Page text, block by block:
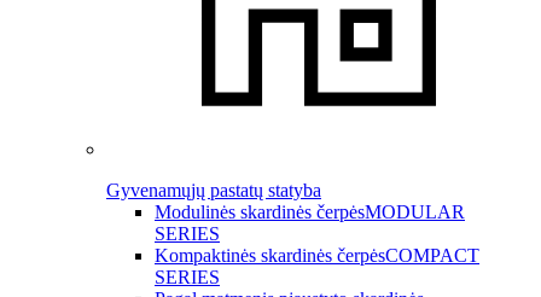
Gyvenamųjų pastatų statyba
Modulinės skardinės čerpėsMODULAR
SERIES
Kompaktinės skardinės čerpėsCOMPACT
SERIES